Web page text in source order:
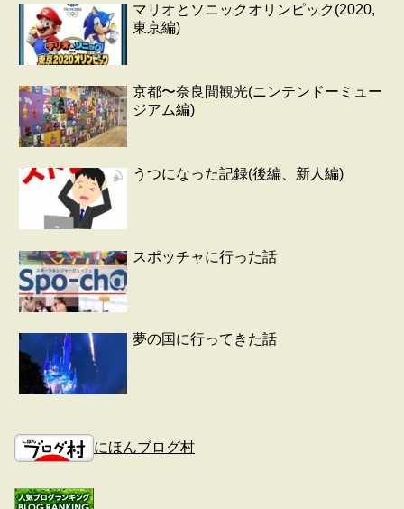
マリオとソニックオリンピック(2020,
東京編)
京都〜奈良間観光(ニンテンドーミュー
ジアム編)
うつになった記録(後編、新人編)
スポッチャに行った話
夢の国に行ってきた話
にほんブログ村